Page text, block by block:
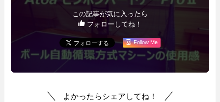
この記事が気に入ったら
フォローしてね！
Follow Me
よかったらシェアしてね！